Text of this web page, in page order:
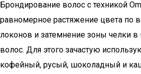
Брондирование волос с техникой
равномерное растяжение цвета по
локонов и затемнение зоны челки
волос. Для этого зачастую
кофейный, русый, шоколадный и